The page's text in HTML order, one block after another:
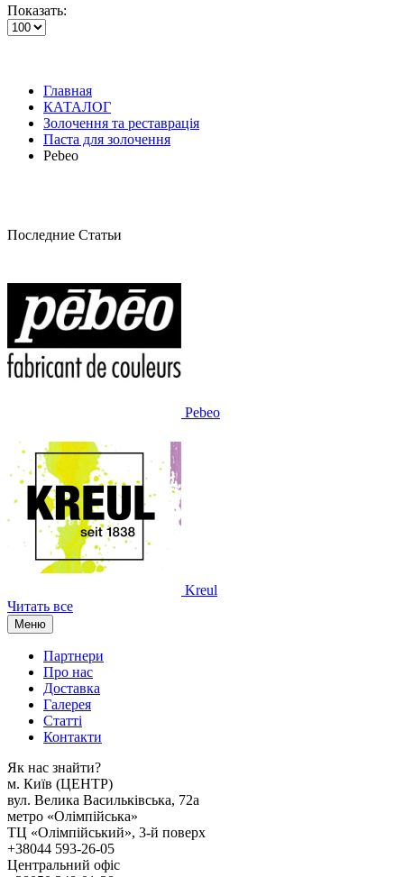
Показать:
Главная
КАТАЛОГ
Золочення та реставрація
Паста для золочення
Pebeo
Последние Статьи
Pebeo
Kreul
Читать все
Меню
Партнери
Про нас
Доставка
Галерея
Статтi
Контакти
Як наc знайти?
м. Киïв (ЦЕНТР)
вул. Велика Васильківська, 72а
метро «Олімпійська»
ТЦ «Олімпійський», 3-й поверх
+38044 593-26-05
Центральний офіс